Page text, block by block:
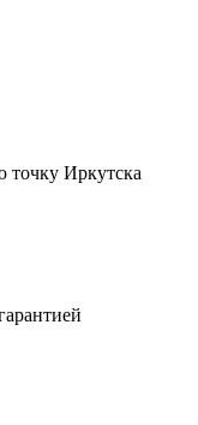
точку Иркутска